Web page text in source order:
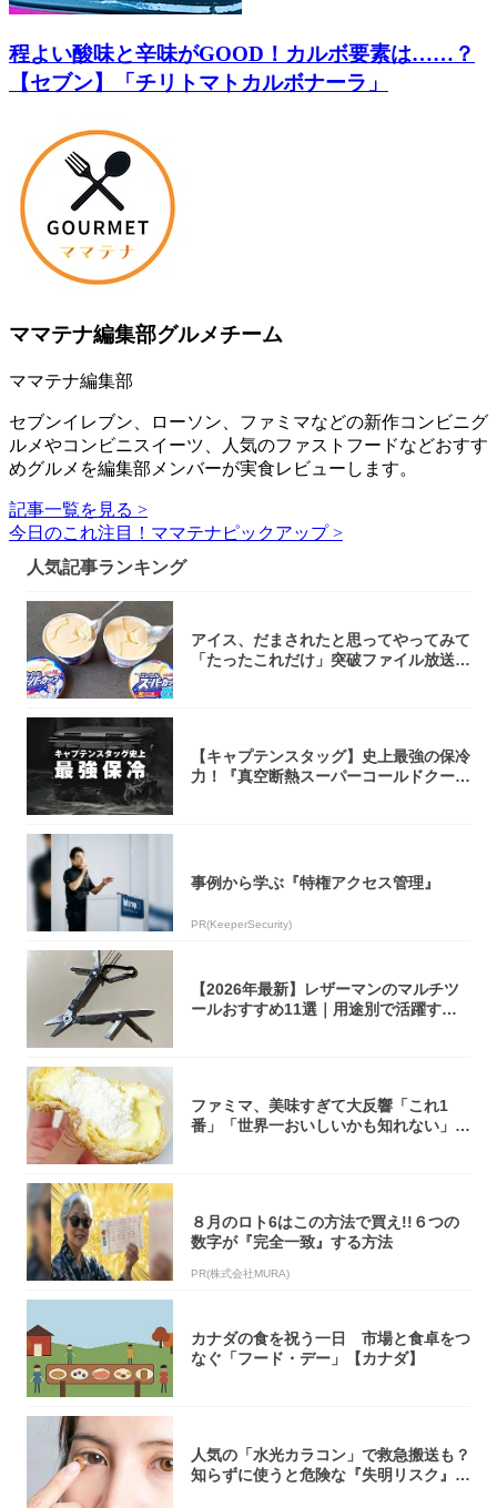
程よい酸味と辛味がGOOD！カルボ要素は……？
【セブン】「チリトマトカルボナーラ」
ママテナ編集部グルメチーム
ママテナ編集部
セブンイレブン、ローソン、ファミマなどの新作コンビニグ
ルメやコンビニスイーツ、人気のファストフードなどおすす
めグルメを編集部メンバーが実食レビューします。
記事一覧を見る >
今日のこれ注目！ママテナピックアップ >
人気記事ランキング
アイス、だまされたと思ってやってみて
「たったこれだけ」突破ファイル放送で
【キャプテンスタッグ】史上最強の保冷
力！『真空断熱スーパーコールドクーラ
事例から学ぶ『特権アクセス管理』
PR(KeeperSecurity)
【2026年最新】レザーマンのマルチツ
ールおすすめ11選｜用途別で活躍する
ファミマ、美味すぎて大反響「これ1
番」「世界一おいしいかも知れない」
８月のロト6はこの方法で買え!!６つの
数字が『完全一致』する方法
PR(株式会社MURA)
カナダの食を祝う一日 市場と食卓をつ
なぐ「フード・デー」【カナダ】
人気の「水光カラコン」で救急搬送も？
知らずに使うと危険な『失明リスク』と